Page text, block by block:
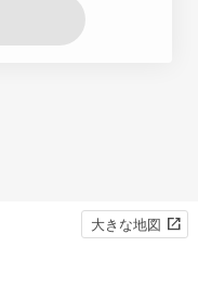
大きな地図